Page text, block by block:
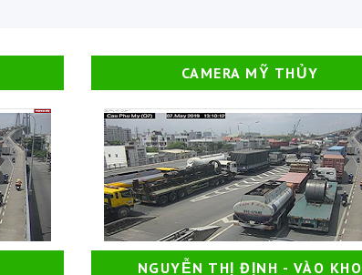
CAMERA MỸ THỦY
NGUYỄN THỊ ĐỊNH - VÀO KHO